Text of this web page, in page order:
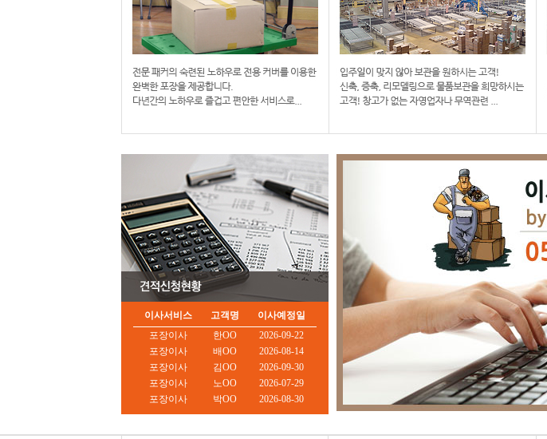
이사서비스 고객명
이사예정일
포장이사
한OO
2026-09-22
포장이사
배OO
2026-08-14
포장이사
김OO
2026-09-30
포장이사
노OO
2026-07-29
포장이사
박OO 2026-08-30